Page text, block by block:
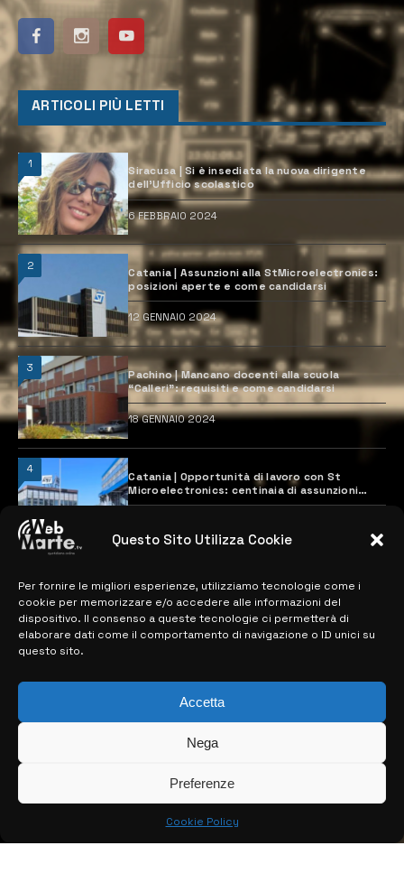
Questo Sito Utilizza Cookie
Per fornire le migliori esperienze, utilizziamo tecnologie come i
cookie per memorizzare e/o accedere alle informazioni del
dispositivo. Il consenso a queste tecnologie ci permetterà di
elaborare dati come il comportamento di navigazione o ID unici su
questo sito.
Accetta
Nega
Preferenze
Cookie Policy
ARTICOLI PIÙ LETTI
1
Siracusa | Si è insediata la nuova dirigente
dell’Ufficio scolastico
6 FEBBRAIO 2024
2
Catania | Assunzioni alla StMicroelectronics:
posizioni aperte e come candidarsi
12 GENNAIO 2024
3
Pachino | Mancano docenti alla scuola
“Calleri”: requisiti e come candidarsi
18 GENNAIO 2024
4
Catania | Opportunità di lavoro con St
Microelectronics: centinaia di assunzioni
previste
MAPPA DEL SITO
> NOTIZIE